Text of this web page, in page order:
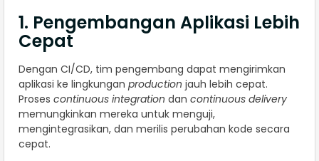
1. Pengembangan Aplikasi Lebih
Cepat
Dengan CI/CD, tim pengembang dapat mengirimkan
aplikasi ke lingkungan production jauh lebih cepat.
Proses continuous integration dan continuous delivery
memungkinkan mereka untuk menguji,
mengintegrasikan, dan merilis perubahan kode secara
cepat.